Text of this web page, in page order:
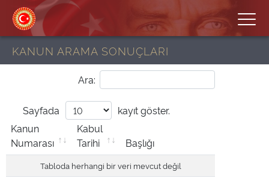
KANUN ARAMA SONUÇLARI
Ara:
Sayfada
kayıt göster.
Kanun
Numarası
Kabul
Tarihi
Başlığı
Tabloda herhangi bir veri mevcut değil